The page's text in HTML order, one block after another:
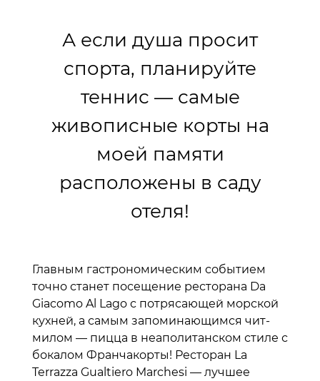
А если душа просит
спорта, планируйте
теннис — самые
живописные корты на
моей памяти
расположены в саду
отеля!
Главным гастрономическим событием
точно станет посещение ресторана Da
Giacomo Al Lago с потрясающей морской
кухней, а самым запоминающимся чит-
милом — пицца в неаполитанском стиле с
бокалом Франчакорты! Ресторан La
Terrazza Gualtiero Marchesi — лучшее